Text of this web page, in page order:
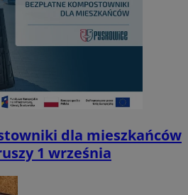
dla mieszkańców
1 września